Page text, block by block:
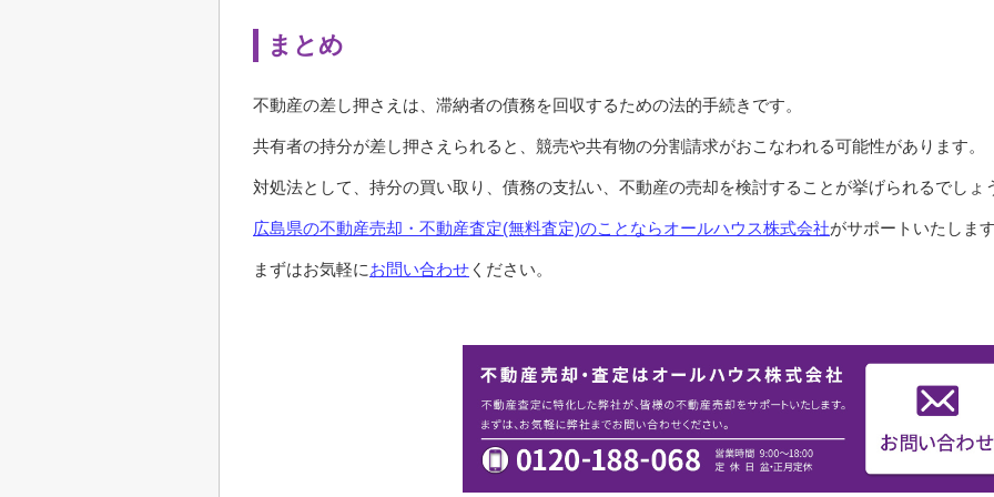
まとめ
不動産の差し押さえは、滞納者の債務を回収するための法的手続きです。
共有者の持分が差し押さえられると、競売や共有物の分割請求がおこなわれる可能性があります。
対処法として、持分の買い取り、債務の支払い、不動産の売却を検討することが挙げられるでしょ
広島県の不動産売却・不動産査定(無料査定)のことならオールハウス株式会社がサポートいたします
まずはお気軽にお問い合わせ ください。